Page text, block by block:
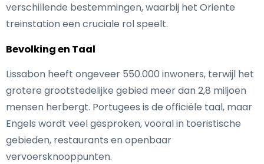
verschillende bestemmingen, waarbij het Oriente
treinstation een cruciale rol speelt.
Bevolking en Taal
Lissabon heeft ongeveer 550.000 inwoners, terwijl het
grotere grootstedelijke gebied meer dan 2,8 miljoen
mensen herbergt. Portugees is de officiële taal, maar
Engels wordt veel gesproken, vooral in toeristische
gebieden, restaurants en openbaar
vervoersknooppunten.